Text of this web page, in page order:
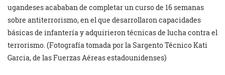
ugandeses acababan de completar un curso de 16 semanas
sobre antiterrorismo, en el que desarrollaron capacidades
básicas de infantería y adquirieron técnicas de lucha contra el
terrorismo. (Fotografía tomada por la Sargento Técnico Kati
Garcia, de las Fuerzas Aéreas estadounidenses)